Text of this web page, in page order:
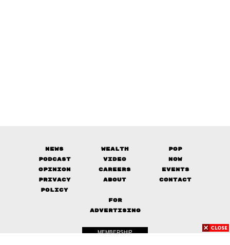
News Wealth
Pop
Podcast
Video
Now
Opinion
Careers
Events
Privacy
Policy
About Contact
FOR
ADVERTISING
MEMBERSHIP